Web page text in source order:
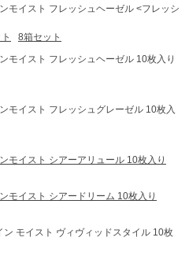
モイスト フレッシュヘーゼル <フレッシ
8箱セット
モイスト フレッシュヘーゼル 10枚入り
モイスト フレッシュグレーゼル 10枚入
モイスト シアーアリュール 10枚入り
モイスト シアードリーム 10枚入り
モイスト ヴィヴィッドスタイル 10枚